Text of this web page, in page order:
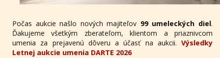
Počas aukcie našlo nových majiteľov 99 umeleckých diel.
Ďakujeme všetkým zberateľom, klientom a priaznivcom
umenia za prejavenú dôveru a účasť na aukcii. Výsledky
Letnej aukcie umenia DARTE 2026